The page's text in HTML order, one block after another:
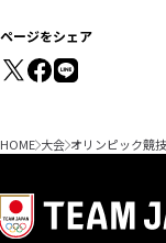
リレー
混合 4 x 6km
ページをシェア
HOME 大会 オリンピック競